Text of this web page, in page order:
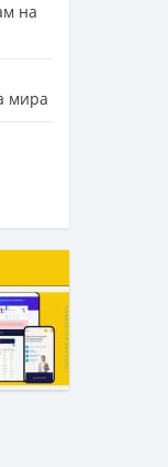
на
мира